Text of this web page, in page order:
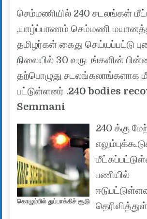
செம்மணியில் 240 சடலங்கள்
,யாழ்ப்பாணம் செம்மணி
தமிழர்கள் கைது செய்யப்பட்டு
நிலையில் 30 வருடங்களின்
தற்பொழுது சடலங்கலாங்களாக
பட்டுள்ளனர் .240 bodies
Semmani
கொழும்பில் துப்பாக்கிச் சூடு
240 க்கு
பணியில்